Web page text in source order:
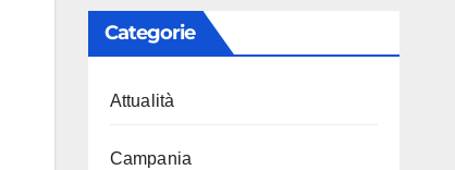
Categorie
Attualità
Campania